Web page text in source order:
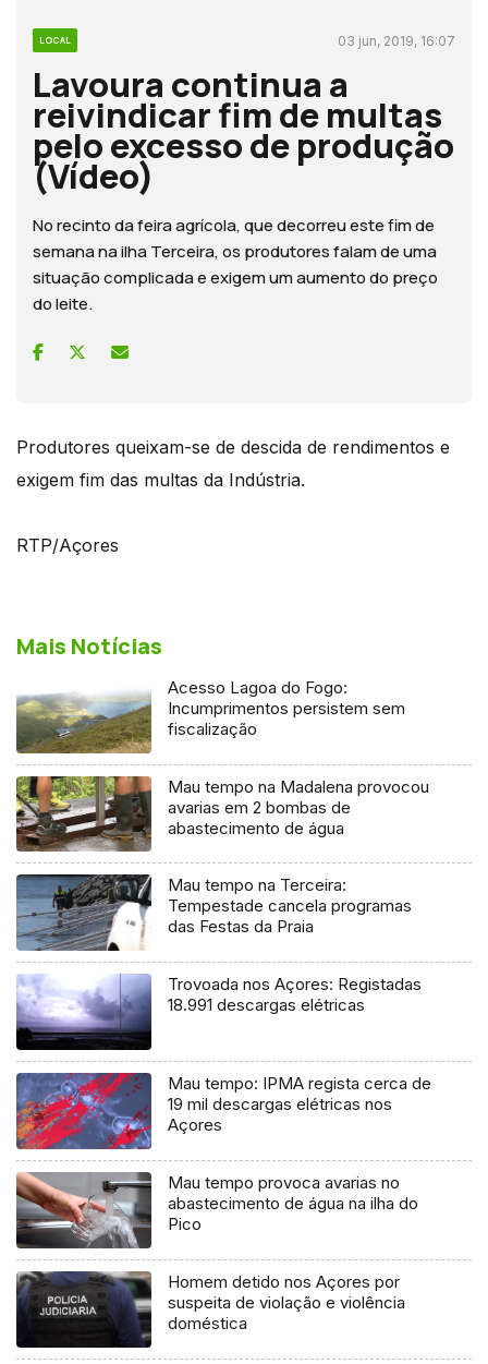
LOCAL 03 jun, 2019, 16:07
Lavoura continua a
reivindicar fim de multas
pelo excesso de produção
(Vídeo)
No recinto da feira agrícola, que decorreu este fim de
semana na ilha Terceira, os produtores falam de uma
situação complicada e exigem um aumento do preço
do leite.
Produtores queixam-se de descida de rendimentos e
exigem fim das multas da Indústria.
RTP/Açores
Mais Notícias
Acesso Lagoa do Fogo:
Incumprimentos persistem sem
fiscalização
Mau tempo na Madalena provocou
avarias em 2 bombas de
abastecimento de água
Mau tempo na Terceira:
Tempestade cancela programas
das Festas da Praia
Trovoada nos Açores: Registadas
18.991 descargas elétricas
Mau tempo: IPMA regista cerca de
19 mil descargas elétricas nos
Açores
Mau tempo provoca avarias no
abastecimento de água na ilha do
Pico
Homem detido nos Açores por
suspeita de violação e violência
doméstica